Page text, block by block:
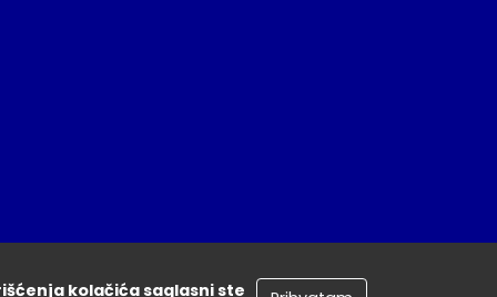
kolačića saglasni ste